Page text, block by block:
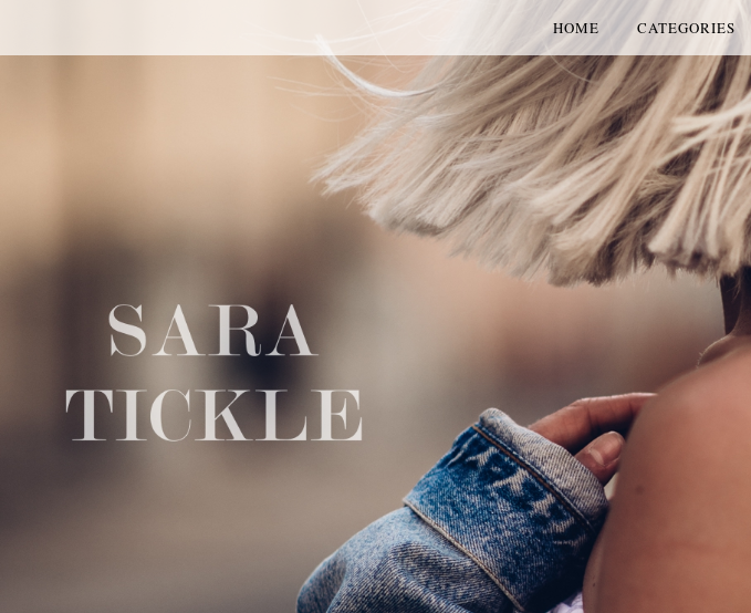
HOME CATEGORIES